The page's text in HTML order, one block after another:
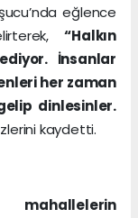
eğlence
“Halkın
İnsanlar
her zaman
dinlesinler.
kaydetti.